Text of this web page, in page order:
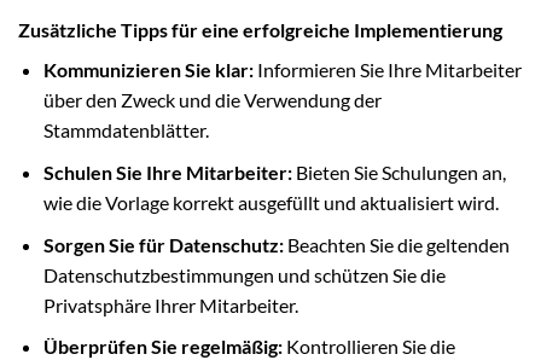
Zusätzliche Tipps für eine erfolgreiche Implementierung
Kommunizieren Sie klar:Informieren Sie Ihre Mitarbeiter
über den Zweck und die Verwendung der
Stammdatenblätter.
Schulen Sie Ihre Mitarbeiter:Bieten Sie Schulungen an,
wie die Vorlage korrekt ausgefüllt und aktualisiert wird.
Sorgen Sie für Datenschutz:Beachten Sie die geltenden
Datenschutzbestimmungen und schützen Sie die
Privatsphäre Ihrer Mitarbeiter.
Überprüfen Sie regelmäßig:Kontrollieren Sie die